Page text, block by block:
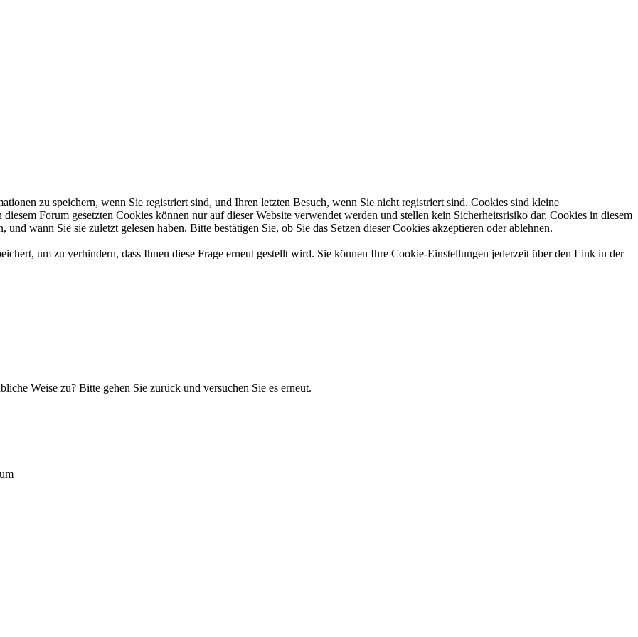
zu speichern, wenn Sie registriert sind, und Ihren letzten Besuch, wenn Sie nicht registriert sind. Cookies sind kleine
Forum gesetzten Cookies können nur auf dieser Website verwendet werden und stellen kein Sicherheitsrisiko dar. Cookies in diesem
wann Sie sie zuletzt gelesen haben. Bitte bestätigen Sie, ob Sie das Setzen dieser Cookies akzeptieren oder ablehnen.
um zu verhindern, dass Ihnen diese Frage erneut gestellt wird. Sie können Ihre Cookie-Einstellungen jederzeit über den Link in der
Weise zu? Bitte gehen Sie zurück und versuchen Sie es erneut.